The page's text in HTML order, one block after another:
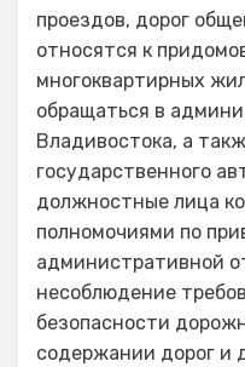
проездов, дорог
относятся к
многоквартирных
обращаться в
Владивостока, а
государственного
должностные лица
полномочиями по
административной
несоблюдение
безопасности
содержании дорог и